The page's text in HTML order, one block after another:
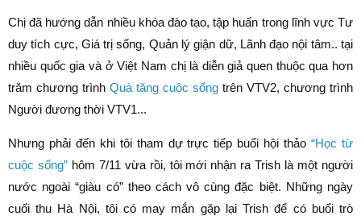
Chị đã hướng dẫn nhiều khóa đào tạo, tập huấn trong lĩnh vực Tư
duy tích cực, Giá trị sống, Quản lý giận dữ, Lãnh đạo nội tâm.. tại
nhiều quốc gia và ở Việt Nam chị là diễn giả quen thuộc qua hơn
trăm chương trình Quà tặng cuộc sống trên VTV2, chương trình
Người đương thời VTV1...
Nhưng phải đến khi tôi tham dự trực tiếp buổi hội thảo“Học từ
cuộc sống”hôm 7/11 vừa rồi, tôi mới nhận ra Trish là một người
nước ngoài “giàu có” theo cách vô cùng đặc biệt. Những ngày
cuối thu Hà Nội, tôi có may mắn gặp lại Trish để có buổi trò